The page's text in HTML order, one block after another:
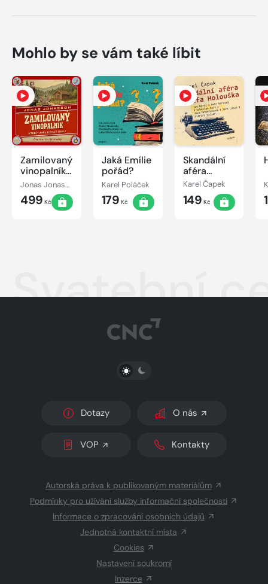
Mohlo by se vám také líbit
Zamilovaný
vinopalník,
který uměl
kydat hnůj
Jonas Jonasson
499 Kč
Jaká Emílie
pořád?
Karel Poláček
179 Kč
Skandální
aféra
Josefa
Holouška
Karel Čapek
149 Kč
Svatební
PŘEPNOUT SVĚTLÝ/TMAVÝ REŽIM
Dotazy O nás
VOP Kontakty
Autorská práva k publikovaným materiálům
Podmínky pro užívání služby informační společnosti
Informace o zpracování osobních údajů
Jednotná kontaktní místa
Cookies
Nastavení soukromí
Inzerce